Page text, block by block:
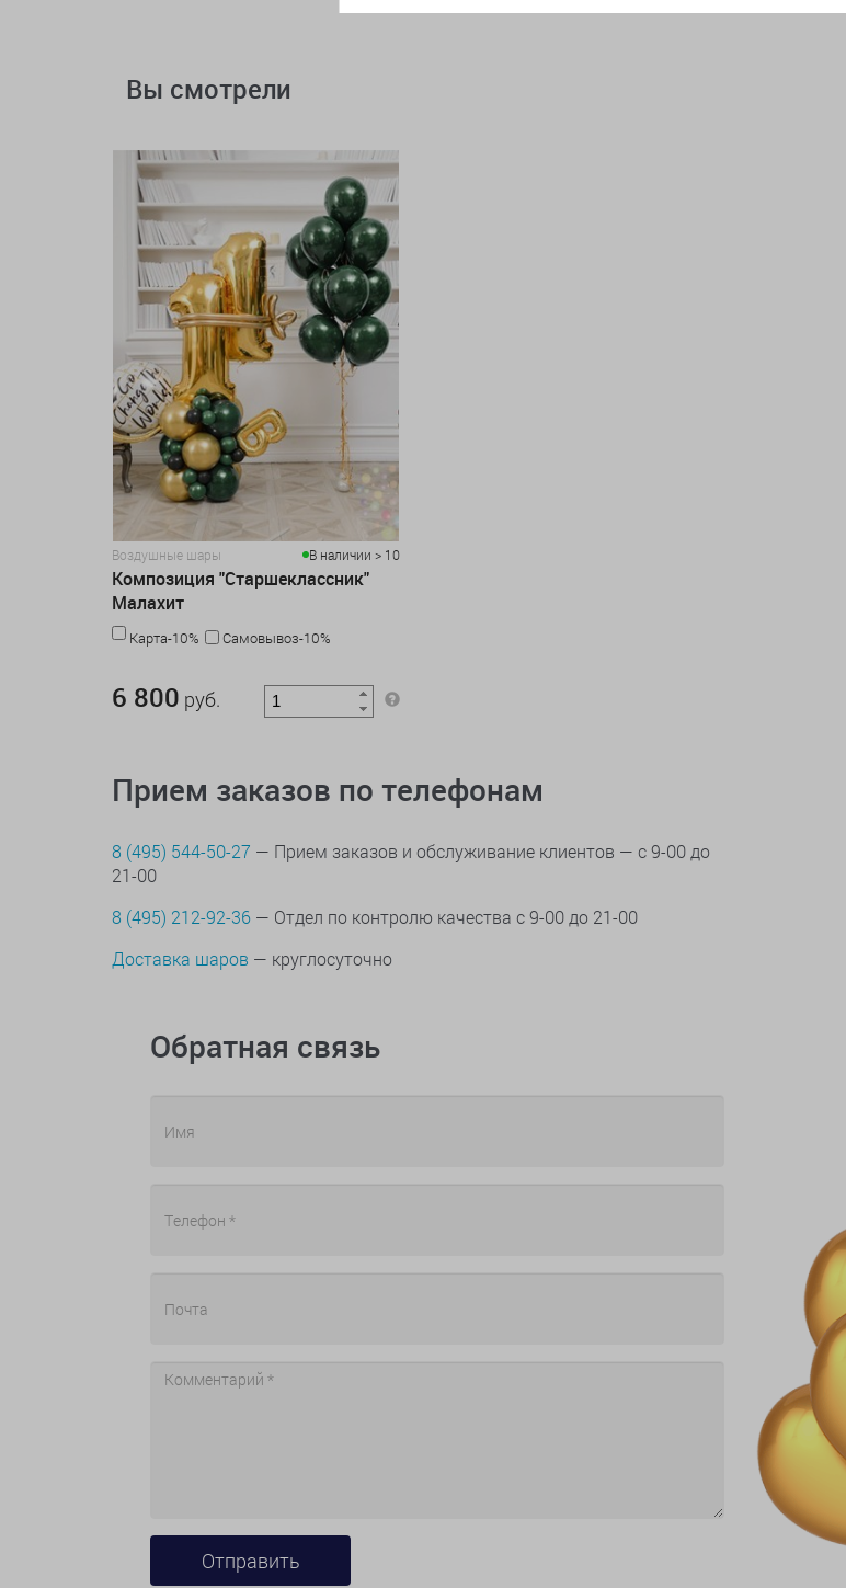
Вы смотрели
Воздушные шары В наличии > 10
Композиция "Старшеклассник"
Малахит
Карта-10%
Самовывоз-10%
6 800 руб.
Прием заказов по телефонам
8 (495) 544-50-27 — Прием заказов и обслуживание клиентов — с 9-00 до
21-00
8 (495) 212-92-36 — Отдел по контролю качества с 9-00 до 21-00
Доставка шаров — круглосуточно
Обратная связь